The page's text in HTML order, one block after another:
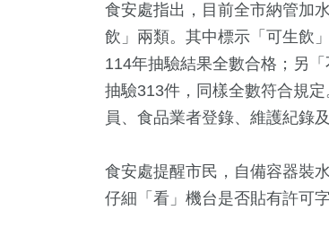
食安處指出，目前全市納管加
飲」兩類。其中標示「可生飲
114年抽驗結果全數合格；另
抽驗313件，同樣全數符合規
員、食品業者登錄、維護紀錄
食安處提醒市民，自備容器裝
仔細「看」機台是否貼有許可
+
兩岸道教文化交
356+
熱門
+ 74+
261+
藝文